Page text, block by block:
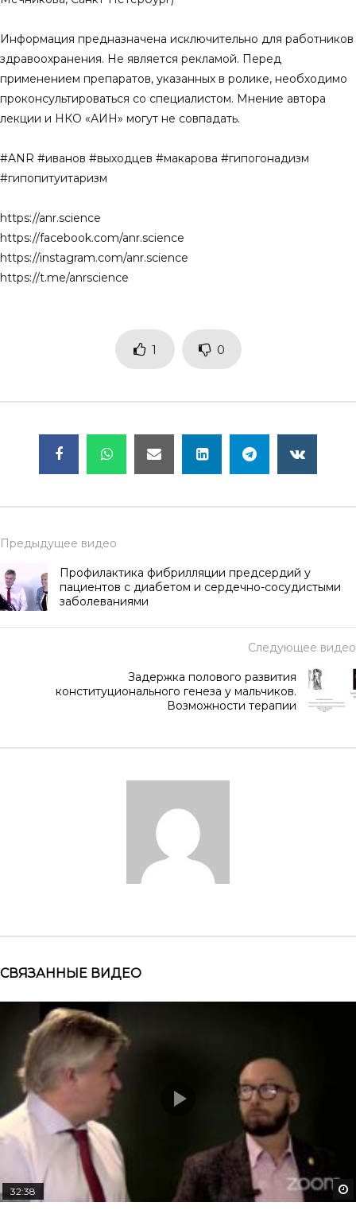
Информация предназначена исключительно для работников
здравоохранения. Не является рекламой. Перед
применением препаратов, указанных в ролике, необходимо
проконсультироваться со специалистом. Мнение автора
лекции и НКО «АИН» могут не совпадать.
#ANR #иванов #выходцев #макарова #гипогонадизм
#гипопитуитаризм
https://anr.science
https://facebook.com/anr.science
https://instagram.com/anr.science
https://t.me/anrscience
1 0
Предыдущее видео
Профилактика фибрилляции предсердий у
пациентов с диабетом и сердечно-сосудистыми
заболеваниями
Следующее видео
Задержка полового развития
конституционального генеза у мальчиков.
Возможности терапии
СВЯЗАННЫЕ ВИДЕО
32:38